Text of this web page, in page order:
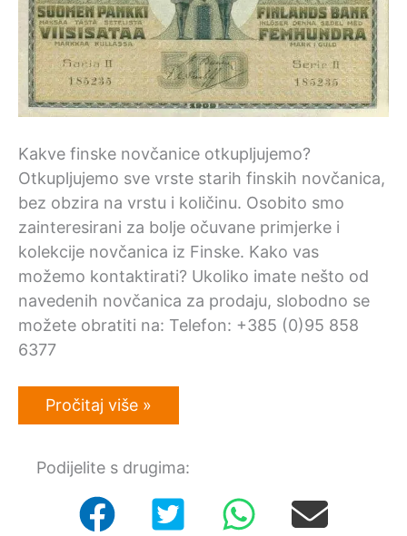
Kakve finske novčanice otkupljujemo?
Otkupljujemo sve vrste starih finskih novčanica,
bez obzira na vrstu i količinu. Osobito smo
zainteresirani za bolje očuvane primjerke i
kolekcije novčanica iz Finske. Kako vas
možemo kontaktirati? Ukoliko imate nešto od
navedenih novčanica za prodaju, slobodno se
možete obratiti na: Telefon: +385 (0)95 858
6377
Otkup
starih
Pročitaj više »
Podijelite s drugima: